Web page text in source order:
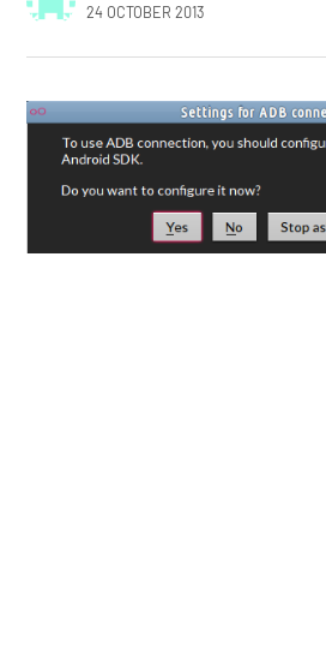
24 OCTOBER 2013